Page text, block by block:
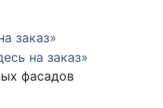
фасадов